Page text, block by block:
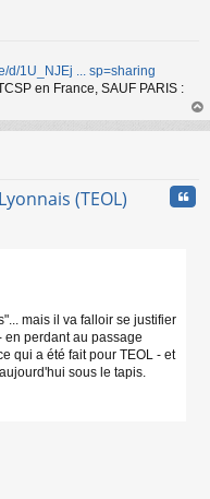
d/1U_NJEj ... sp=sharing
en France, SAUF PARIS :
au
(TEOL)
mais il va falloir se justifier
en perdant au passage
qui a été fait pour TEOL - et
sous le tapis.